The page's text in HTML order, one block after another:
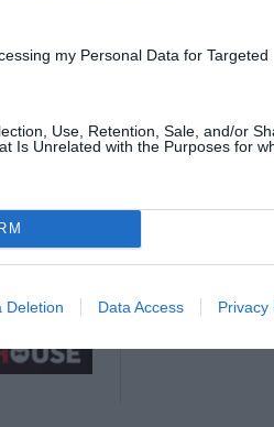
my Personal Data for Targeted
Use, Retention, Sale, and/or
Is Unrelated with the Purposes for
Deletion Data Access Privacy